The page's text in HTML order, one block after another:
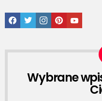
Facebook
TwitterInstagramPinterestGoogle
NEWSLETTER
Wybrane